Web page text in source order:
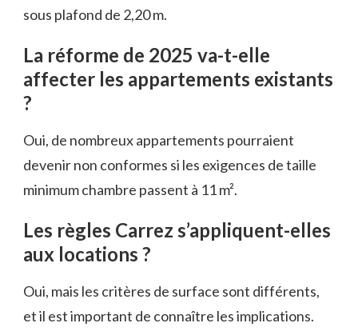
sous plafond de 2,20 m.
La réforme de 2025 va-t-elle
affecter les appartements existants
?
Oui, de nombreux appartements pourraient
devenir non conformes si les exigences de taille
minimum chambre passent à 11 m².
Les règles Carrez s’appliquent-elles
aux locations ?
Oui, mais les critères de surface sont différents,
et il est important de connaître les implications.